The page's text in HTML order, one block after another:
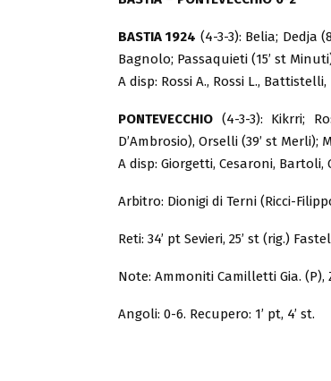
BASTIA 1924 (4-3-3): Belia; Dedja
Bagnolo; Passaquieti (15’ st
A disp: Rossi A., Rossi L.,
PONTEVECCHIO (4-3-3): Kikrri;
D’Ambrosio), Orselli (39’ st Merli);
A disp: Giorgetti, Cesaroni,
Arbitro: Dionigi di Terni (Ricci-
Reti: 34’ pt Sevieri, 25’ st (rig.)
Note: Ammoniti Camilletti Gia. (P),
Angoli: 0-6. Recupero: 1’ pt, 4’ st.